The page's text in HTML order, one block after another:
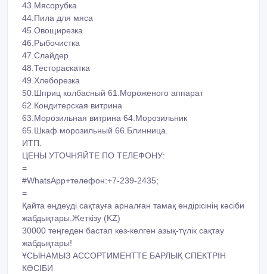
43.Мясорубка
44.Пила для мяса
45.Овощирезка
46.Рыбочистка
47.Слайдер
48.Тестораскатка
49.Хлеборезка
50.Шприц колбасный 61.Мороженого аппарат
62.Кондитерская витрина
63.Морозильная витрина 64.Морозильник
65.Шкаф морозильный 66.Блинница.
ИТП.
ЦЕНЫ УТОЧНЯЙТЕ ПО ТЕЛЕФОНУ:
=
#WhatsApp+телефон:+7-239-2435;
=
Қайта өңдеуді сақтауға арналған тамақ өндірісінің кәсіби
жабдықтары.Жеткізу (KZ)
30000 теңгеден бастап кез-келген азық-түлік сақтау
жабдықтары!
ҰСЫНАМЫЗ АССОРТИМЕНТТЕ БАРЛЫҚ СПЕКТРІН
КӘСІБИ